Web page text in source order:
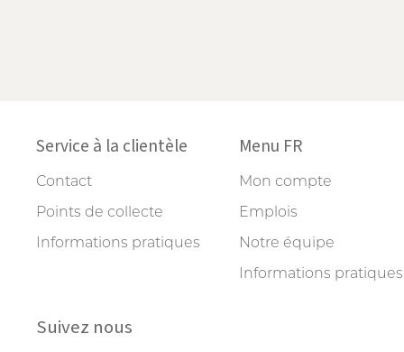
Service à la clientèle
Contact
Points de collecte
Informations pratiques
Menu FR
Mon compte
Emplois
Notre équipe
Informations pratiques
Suivez nous